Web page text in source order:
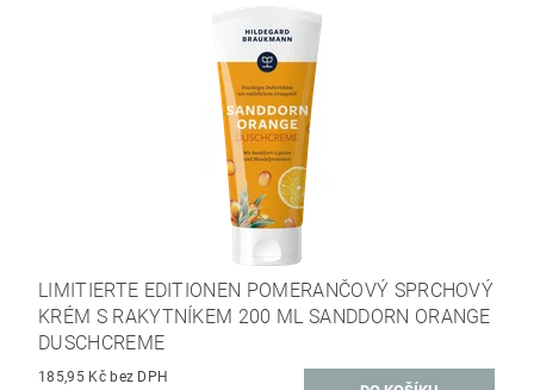
LIMITIERTE EDITIONEN POMERANČOVÝ SPRCHOVÝ
KRÉM S RAKYTNÍKEM 200 ML SANDDORN ORANGE
DUSCHCREME
185,95 Kč bez DPH